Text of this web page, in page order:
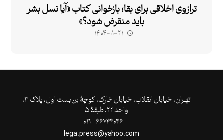
ترازوی اخلاقی برای بقا؛ بازخوانی کتاب «آیا نسل بشر
باید منقرض شود؟»
۱۴۰۴-۱۱-۲۱
تهـران،‌ خیابان انقلاب، خیابان خارک، کوچۀ بن‌بست اول، پلاک ۳،
واحد ۲۲، طبقۀ ۵